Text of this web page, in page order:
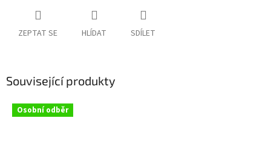
ZEPTAT SE HLÍDAT SDÍLET
Související produkty
Osobní odběr